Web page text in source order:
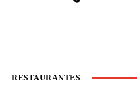
RESTAURANTES